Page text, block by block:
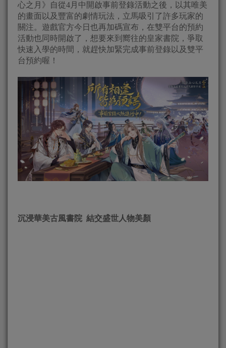
心之月》自從4月中開啟事前登錄活動之後，以其唯美
的畫面以及豐富的劇情玩法，立馬吸引了許多玩家的
關注。遊戲官方今日也再加碼宣布，在雙平台的預約
活動也同時開啟了，想要來到嚮往的皇家書院，爭取
快速入學的時間，就趕快加緊完成事前登錄以及雙平
台預約喔！
沉浸華美古風書院 結交盛世人物美顏